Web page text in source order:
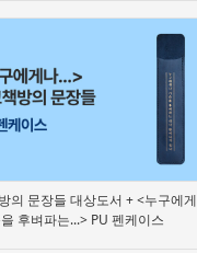
의 문장들 대상도서 + <누구에게
후벼파는...> PU 펜케이스